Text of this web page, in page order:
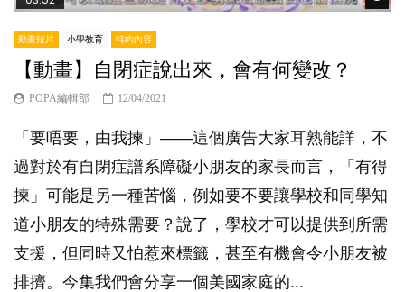
動畫短片 小學教育 特約內容
【動畫】自閉症說出來，會有何變改？
POPA編輯部 12/04/2021
「要唔要，由我揀」——這個廣告大家耳熟能詳，不
過對於有自閉症譜系障礙小朋友的家長而言，「有得
揀」可能是另一種苦惱，例如要不要讓學校和同學知
道小朋友的特殊需要？說了，學校才可以提供到所需
支援，但同時又怕惹來標籤，甚至有機會令小朋友被
排擠。今集我們會分享一個美國家庭的...